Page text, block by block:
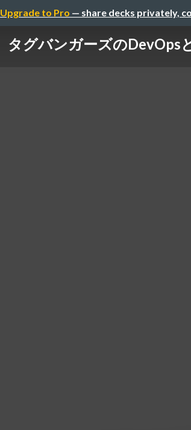
Upgrade to Pro — share decks privately,
タグバンガーズのDevOps